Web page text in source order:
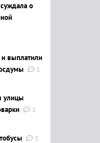
о
выплатили
1
улицы
1
1